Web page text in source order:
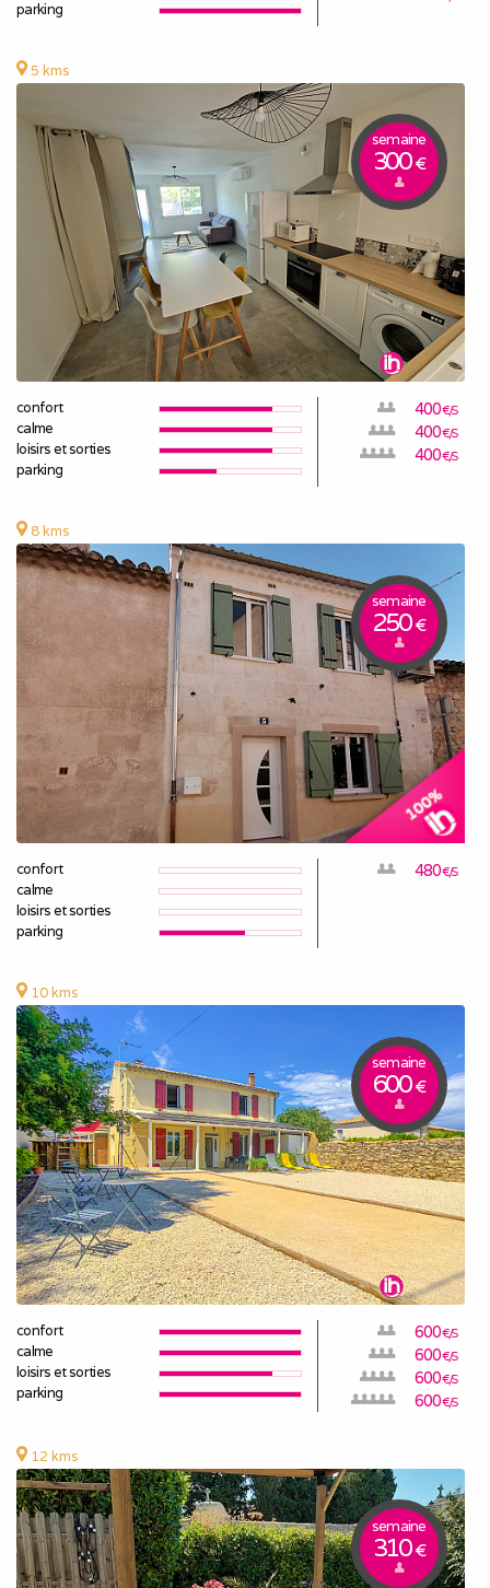
parking
5 kms
semaine
300€
confort
calme
loisirs et sorties
parking
400€/S
400€/S
400€/S
8 kms
semaine
250€
confort
calme
loisirs et sorties
parking
480€/S
10 kms
semaine
600€
confort
calme
loisirs et sorties
parking
600€/S
600€/S
600€/S
600€/S
12 kms
semaine
310€